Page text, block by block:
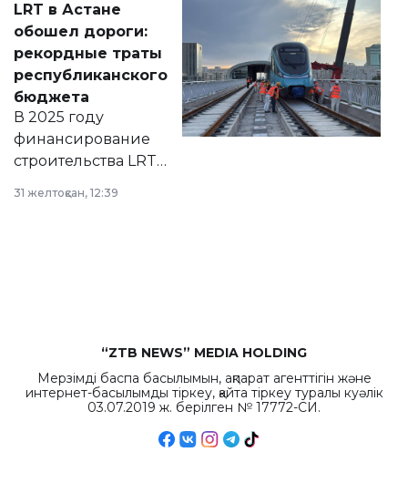
документ
появился в базе
нормативных
правовых актов и
на сайте маслихат
города.
LRT в Астане
обошел дороги:
рекордные траты
республиканского
бюджета
В 2025 году
финансирование
строительства LRT
республиканского
31 желтоқсан, 12:39
“ZTB NEWS” MEDIA HOLDING
Мерзімді баспа басылымын, ақпарат агенттігін және
интернет-басылымды тіркеу, қайта тіркеу туралы куәлік
03.07.2019 ж. берілген № 17772-СИ.